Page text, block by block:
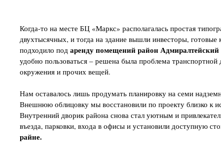
Когда-то на месте БЦ «Маркс» располагалась простая
двухтысячных, и тогда на здание вышли инвесторы, готовые
подходило под аренду помещений район Адмиралтейский
удобно пользоваться – решена была проблема
окружения и прочих вещей.
Нам оставалось лишь продумать планировку на семи
Внешнюю облицовку мы восстановили по проекту близко к
Внутренний дворик района снова стал уютным и
въезда, парковки, входа в офисы и установили доступную
райне.